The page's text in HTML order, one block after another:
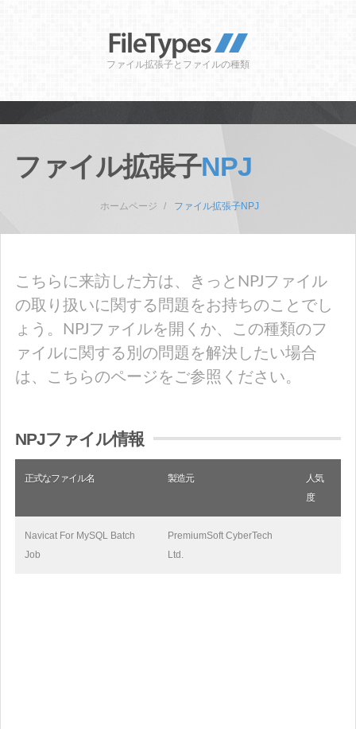
ファイル拡張子とファイルの種類
ファイル拡張子NPJ
ホームページ ファイル拡張子NPJ
こちらに来訪した方は、きっとNPJファイル
の取り扱いに関する問題をお持ちのことでし
ょう。NPJファイルを開くか、この種類のフ
ァイルに関する別の問題を解決したい場合
は、こちらのページをご参照ください。
NPJファイル情報
正式なファイル名 製造元
人気
度
Navicat For MySQL Batch
Job
PremiumSoft CyberTech
Ltd.